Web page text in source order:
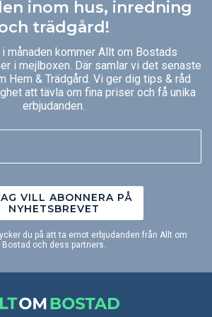
inom hus, inredning
trädgård!
i månaden kommer Allt om Bostads
i mejlboxen. Där samlar vi det senaste
Hem & Trädgård. Vi ger dig tips & råd
att tävla om fina priser och få unika
erbjudanden.
VILL ABONNERA PÅ
NYHETSBREVET
du på att ta emot erbjudanden från Allt om
Bostad och dess partners.